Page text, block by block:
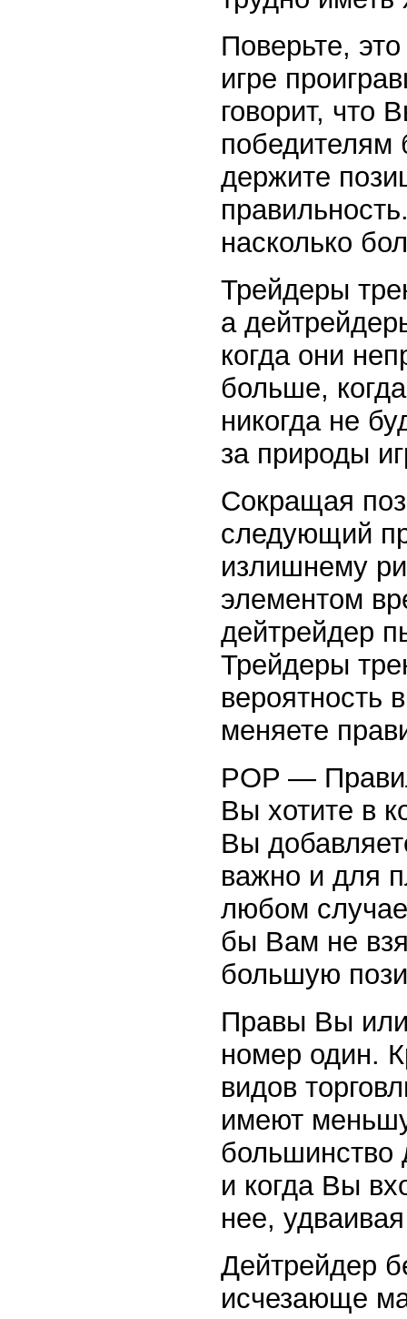
Поверьте,
игре
говорит, что
победителям
держите
насколько
Трейдеры
а
когда они
больше,
никогда не
за природы
Сокращая
следующий
излишнему
элементом
дейтрейдер
Трейдеры
вероятность
меняете
POP —
Вы хотите в
Вы
важно и для
любом
бы Вам не
большую
Правы Вы или
номер один.
видов
имеют
большинство
и когда Вы
нее,
Дейтрейдер
исчезающе